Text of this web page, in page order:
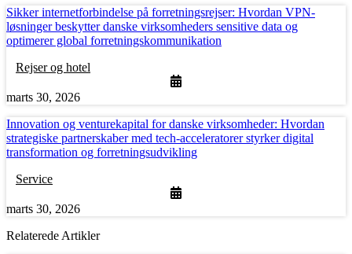
Sikker internetforbindelse på forretningsrejser: Hvordan VPN-
løsninger beskytter danske virksomheders sensitive data og
optimerer global forretningskommunikation
Rejser og hotel
marts 30, 2026
Innovation og venturekapital for danske virksomheder: Hvordan
strategiske partnerskaber med tech-acceleratorer styrker digital
transformation og forretningsudvikling
Service
marts 30, 2026
Relaterede Artikler